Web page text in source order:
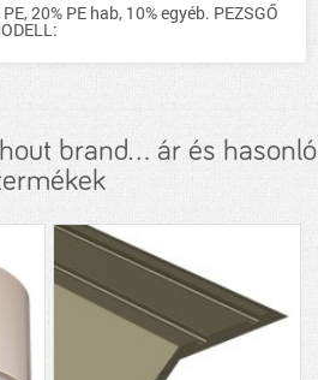
20% PE hab, 10% egyéb. PEZSGŐ
brand... ár és hasonló